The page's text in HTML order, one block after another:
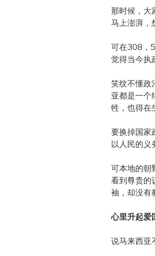
那时候，大
马上澎湃，
可在308，
觉得当今执
笑纹不懂政
亚都是一个
牲，也得在
要换掉国家
以人民的义
可本地的朝
看到尊贵的
袖，却没有
心里升起爱
说马来西亚